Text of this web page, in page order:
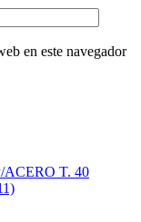
en este navegador